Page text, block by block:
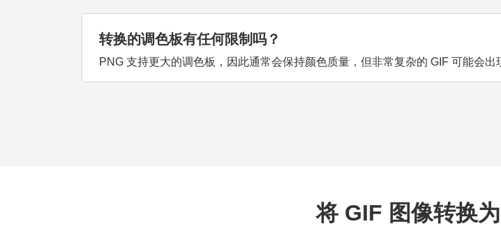
转换的调色板有任何限制吗？
PNG 支持更大的调色板，因此通常会保持颜色质量，但非常复杂的 GIF 可能会出
将 GIF 图像转换